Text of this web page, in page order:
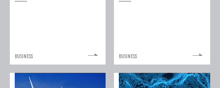
BUSINESS BUSINESS